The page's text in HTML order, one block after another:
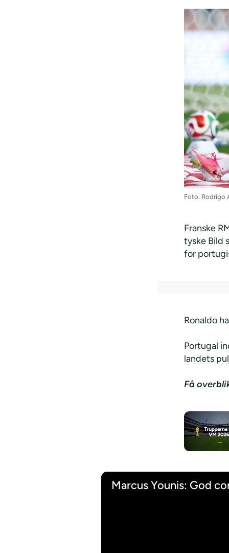
Foto: Rodrigo
Franske
tyske Bild
for
Ronaldo
Portugal
landets
Få
Marcus Younis: God